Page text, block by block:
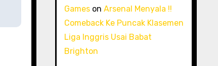
Gameson Arsenal Menyala !!
Comeback Ke Puncak Klasemen
Liga Inggris Usai Babat
Brighton